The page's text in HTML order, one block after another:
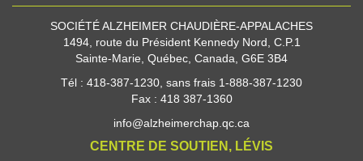
SOCIÉTÉ ALZHEIMER CHAUDIÈRE-APPALACHES
1494, route du Président Kennedy Nord, C.P.1
Sainte-Marie, Québec, Canada, G6E 3B4
Tél : 418-387-1230, sans frais 1-888-387-1230
Fax : 418 387-1360
info@alzheimerchap.qc.ca
CENTRE DE SOUTIEN, LÉVIS